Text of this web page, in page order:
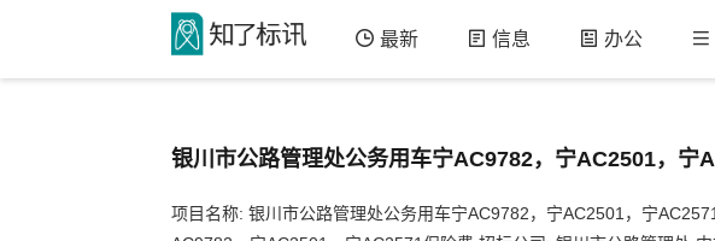
最新 信息 办公
银川市公路管理处公务用车宁AC9782，宁AC2501，宁
项目名称: 银川市公路管理处公务用车宁AC9782，宁AC2501，宁